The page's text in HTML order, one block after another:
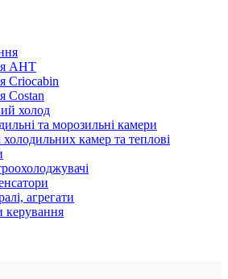
AHT
Criocabin
Costan
холод
та морозильні камери
холодильних камер та теплові
агрегати